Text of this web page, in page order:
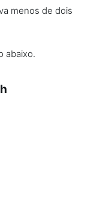
menos de dois
abaixo.